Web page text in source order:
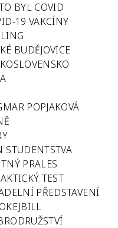
BYL COVID
19 VAKCÍNY
BUDĚJOVICE
POPJAKOVÁ
STUDENTSTVA
PRALES
TEST
PŘEDSTAVENÍ